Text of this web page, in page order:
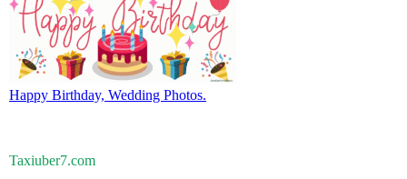
Happy Birthday, Wedding Photos.
Taxiuber7.com